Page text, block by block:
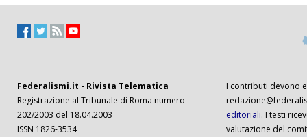
Federalismi.it - Rivista Telematica
Registrazione al Tribunale di Roma numero
202/2003 del 18.04.2003
ISSN 1826-3534
I contributi devono
editoriali. I testi
valutazione del